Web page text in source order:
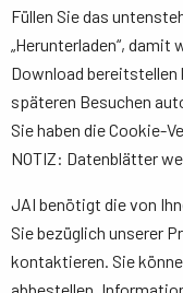
Füllen Sie das
„Herunterladen“,
Download
späteren Besuchen
Sie haben die Cookie-
NOTIZ: Datenblätter
JAI benötigt die von
Sie bezüglich unserer
kontaktieren. Sie